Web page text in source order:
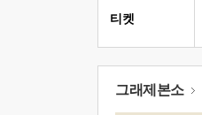
티켓
그래제본소